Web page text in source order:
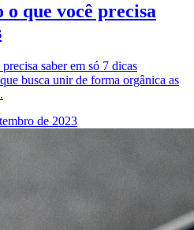
que você precisa
saber em só 7 dicas
busca unir de forma orgânica as
de 2023